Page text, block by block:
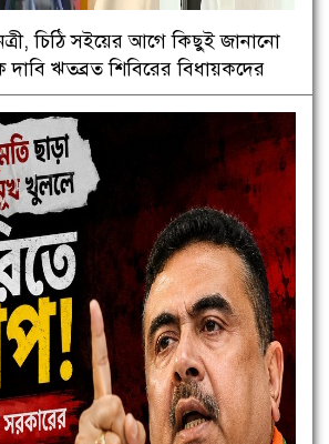
চিঠি সইয়ের আগে কিছুই জানানো
ঋতব্রত শিবিরের বিধায়কদের